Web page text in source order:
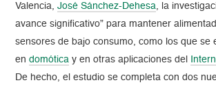
Valencia,José Sánchez-Dehesa, la
avance significativo” para mantener
sensores de bajo consumo, como los que se
endomótica y en otras aplicaciones del
De hecho, el estudio se completa con dos